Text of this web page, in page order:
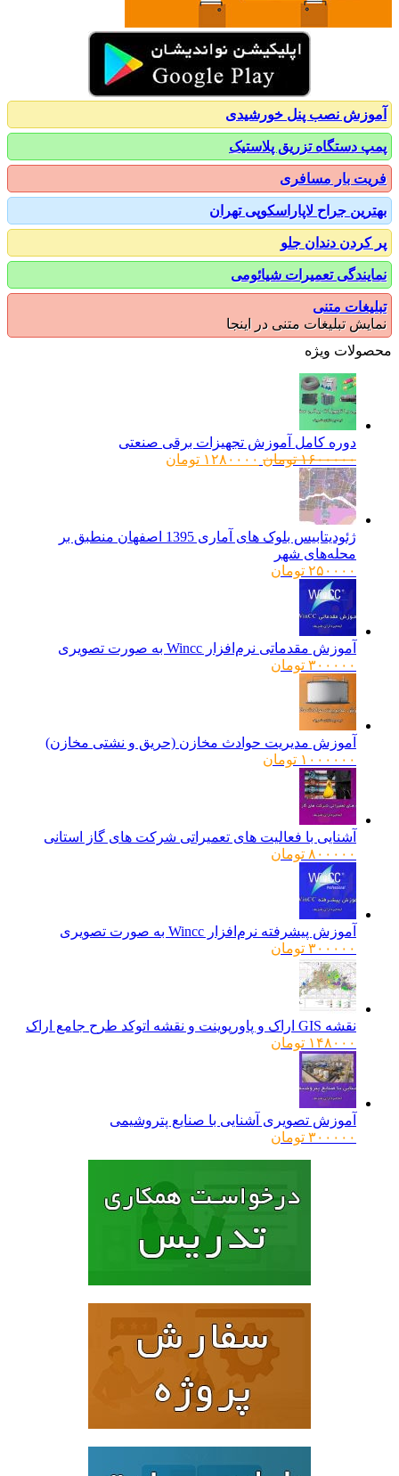
نصب پنل خورشیدی
دستگاه تزریق پلاستیک
بار مسافری
جراح لاپاراسکوپی تهران
دندان جلو
تعمیرات شیائومی
متنی
تبلیغات متنی در اینجا
ویژه
دوره کامل آموزش تجهیزات برقی صنعتی
۱۶۰۰۰۰۰ تومانقیمت
۱۲۸۰۰۰۰ تومانقیمت
ژئودیتابیس بلوک های آماری 1395 اصفهان منطبق بر
محله‌های شهر
۲۵۰۰۰۰ تومان
آموزش مقدماتی نرم‌افزار Wincc به صورت تصویری
۳۰۰۰۰۰ تومان
آموزش مدیریت حوادث مخازن (حریق و نشتی مخازن)
۱۰۰۰۰۰۰ تومان
آشنایی با فعالیت های تعمیراتی شرکت های گاز استانی
۸۰۰۰۰۰ تومان
آموزش پیشرفته نرم‌افزار Wincc به صورت تصویری
۳۰۰۰۰۰ تومان
نقشه GIS اراک و پاورپوینت و نقشه اتوکد طرح جامع اراک
۱۴۸۰۰۰ تومان
آموزش تصویری آشنایی با صنایع پتروشیمی
۳۰۰۰۰۰ تومان